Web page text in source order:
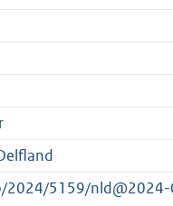
2024/5159/